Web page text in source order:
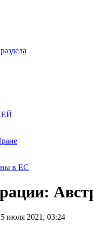
в ЕС
июля 2021, 03:24